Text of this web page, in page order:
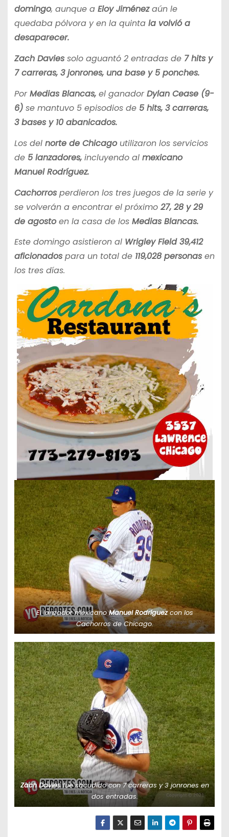
domingo, aunque a Eloy Jiménezaún le
quedaba pólvora y en la quinta la volvió a
desaparecer.
Zach Daviessolo aguantó 2 entradas de 7 hits y
7 carreras, 3 jonrones, una base y 5 ponches.
PorMedias Blancas,el ganadorDylan Cease (9-
6)se mantuvo 5 episodios de 5 hits, 3 carreras,
3 bases y 10 abanicados.
Los del norte de Chicagoutilizaron los servicios
de 5 lanzadores,incluyendo al mexicano
Manuel Rodríguez.
Cachorrosperdieron los tres juegos de la serie y
se volverán a encontrar el próximo 27, 28 y 29
de agostoen la casa de los Medias Blancas.
Este domingo asistieron al Wrigley Field 39,412
aficionadospara un total de 119,028 personasen
los tres días.
El lanzador mexicanoManuel Rodríguezcon los
Cachorros de Chicago.
Zach Daviesfue sacudido con 7 carreras y 3 jonrones en
dos entradas.